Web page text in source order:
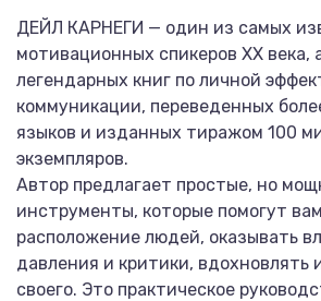
ДЕЙЛ КАРНЕГИ — один из самых
мотивационных спикеров XX века,
легендарных книг по личной
коммуникации, переведенных
языков и изданных тиражом 100
экземпляров.
Автор предлагает простые, но
инструменты, которые помогут
расположение людей, оказывать
давления и критики, вдохновлять
своего. Это практическое